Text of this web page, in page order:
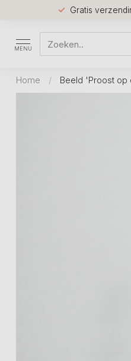
Gratis
MENU
Home / Beeld 'Proost op